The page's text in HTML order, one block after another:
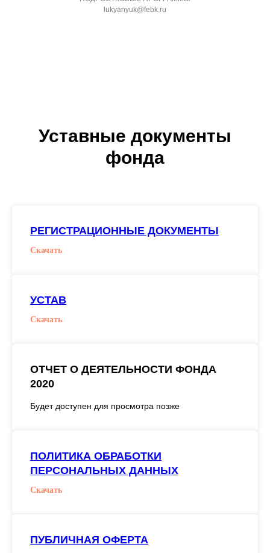
lukyanyuk@febk.ru
Уставные документы
фонда
РЕГИСТРАЦИОННЫЕ ДОКУМЕНТЫ
Скачать
УСТАВ
Скачать
ОТЧЕТ О ДЕЯТЕЛЬНОСТИ ФОНДА
2020
Будет доступен для просмотра позже
ПОЛИТИКА ОБРАБОТКИ
ПЕРСОНАЛЬНЫХ ДАННЫХ
Скачать
ПУБЛИЧНАЯ ОФЕРТА